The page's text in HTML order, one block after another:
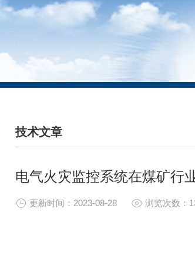
技术文章
/ TECHNICAL ARTICLES
电气火灾监控系统在煤矿行
更新时间：2023-08-28 浏览次数：